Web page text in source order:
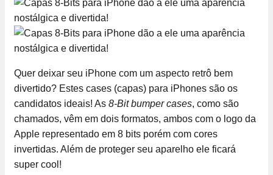
Quer deixar seu iPhone com um aspecto retrô bem
divertido? Estes cases (capas) para iPhones são os
candidatos ideais! As 8-Bit bumper cases, como são
chamados, vêm em dois formatos, ambos com o logo da
Apple representado em 8 bits porém com cores
invertidas. Além de proteger seu aparelho ele ficará
super cool!